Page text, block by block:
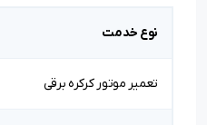
نوع خدمت
تعمیر موتور کرکره برقی